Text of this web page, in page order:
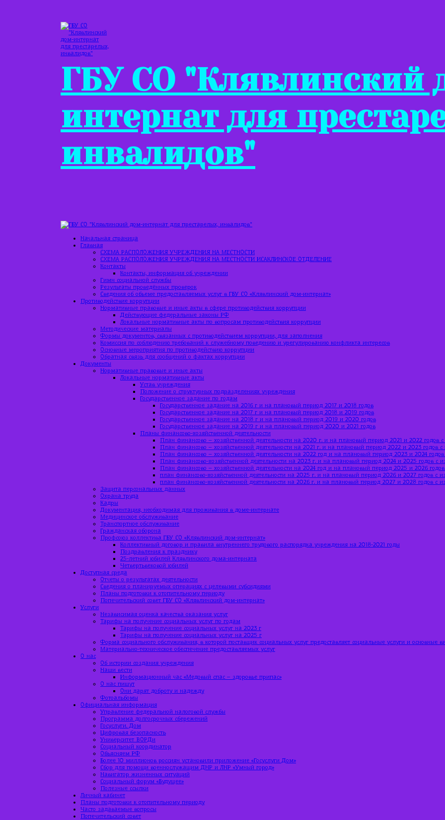
ГБУ СО "Клявлинский
интернат для
инвалидов"
Начальная страница
Главная
СХЕМА РАСПОЛОЖЕНИЯ УЧРЕЖДЕНИЯ НА МЕСТНОСТИ
СХЕМА РАСПОЛОЖЕНИЯ УЧРЕЖДЕНИЯ НА МЕСТНОСТИ ИСАКЛИНСКОЕ ОТДЕЛЕНИЕ
Контакты
Контакты, информация об учреждении
Гимн социальной службы
Результаты проведённых проверок
Сведения об объеме предоставляемых услуг в ГБУ СО «Клявлинский дом-интернат»
Противодействие коррупции
Нормативные правовые и иные акты в сфере противодействия коррупции
Действующие федеральные законы РФ
Локальные нормативные акты по вопросам противодействия коррупции
Методические материалы
Формы документов, связанных с противодействием коррупции, для заполнения
Комиссия по соблюдению требований к служебному поведению и урегулированию конфликта интересов
Основные мероприятия по противодействию коррупции
Обратная связь для сообщений о фактах коррупции
Документы
Нормативные правовые и иные акты
Локальные нормативные акты
Устав учреждения
Положение о структурных подразделениях учреждения
Государственное задание по годам
Государственное задание на 2016 г и на плановый период 2017 и 2018 годов
Государственное задание на 2017 г и на плановый период 2018 и 2019 годов
Государственное задание на 2018 г и на плановый период 2019 и 2020 годов
Государственное задание на 2019 г и на плановый период 2020 и 2021 годов
Планы финансово-хозяйственной деятельности
План финансово – хозяйственной деятельности на 2020 г. и на плановый период 2021 и 2022 годов
План финансово – хозяйственной деятельности на 2021 г. и на плановый период 2022 и 2023 годов
План финансово – хозяйственной деятельности на 2022 год и на плановый период 2023 и 2024
План финансово-хозяйственной деятельности на 2023 г. и на плановый период 2024 и 2025 годов с
План финансово – хозяйственной деятельности на 2024 год и на плановый период 2025 и 2026
план финансово-хозяйственной деятельности на 2025 г. и на плановый период 2026 и 2027 годов с
план финансово-хозяйственной деятельности на 2026 г. и на плановый период 2027 и 2028 годов с
Защита персональных данных
Охрана труда
Кадры
Документация, необходимая для проживания в доме-интернате
Медицинское обслуживание
Транспортное обслуживание
Гражданская оборона
Профсоюз коллектива ГБУ СО «Клявлинский дом-интернат»
Коллективный договор и правила внутреннего трудового распорядка учреждения на 2018-2021 годы
Поздравления к празднику
25-летний юбилей Клявлинского дома-интерната
Четвертьвековой юбилей
Доступная среда
Отчеты о результатах деятельности
Сведения о планируемых операциях с целевыми субсидиями
Планы подготовки к отопительному периоду
Попечительский совет ГБУ СО «Клявлинский дом-интернат»
Услуги
Независимая оценка качества оказания услуг
Тарифы на получение социальных услуг по годам
Тарифы на получение социальных услуг на 2023 г
Тарифы на получение социальных услуг на 2025 г
Форма социального обслуживания, в которой поставщик социальных услуг предоставляет социальные услуги и основные
Материально-техническое обеспечение предоставляемых услуг
О нас
Об истории создания учреждения
Наши вести
Информационный час «Медовый спас – здоровье припас»
О нас пишут
Они дарят доброту и надежду
Фотоальбомы
Официальная информация
Управление федеральной налоговой службы
Программа долгосрочных сбережений
Госуслуги. Дом
Цифровая безопасность
Университет ВОРДи
Социальный координатор
Объясняем РФ
Более 10 миллионов россиян установили приложение «Госуслуги Дом»
Сбор для помощи военнослужащим ДНР и ЛНР «Умный город»
Навигатор жизненных ситуаций
Социальный форум «Будущее»
Полезные ссылки
Личный кабинет
Планы подготовки к отопительному периоду
Часто задаваемые вопросы
Попечительский совет